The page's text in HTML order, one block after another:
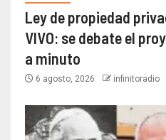
Ley de propiedad
VIVO: se debate el
a minuto
6 agosto, 2026 infinitoradio